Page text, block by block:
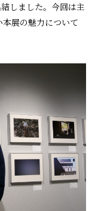
しました。今回は主
展の魅力について